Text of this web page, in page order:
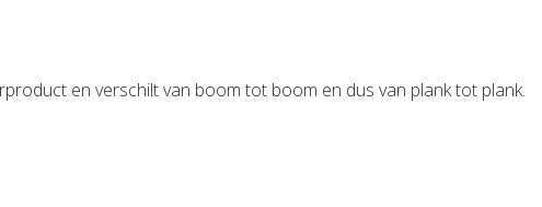
en verschilt van boom tot boom en dus van plank tot plank.